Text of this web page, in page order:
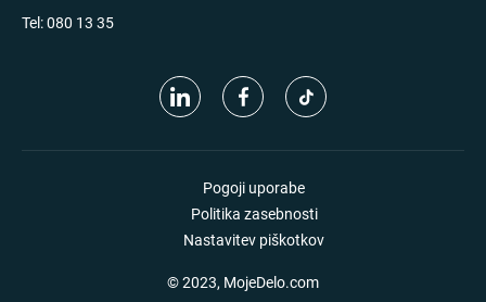
Tel:080 13 35
Pogoji uporabe
Politika zasebnosti
Nastavitev piškotkov
© 2023, MojeDelo.com